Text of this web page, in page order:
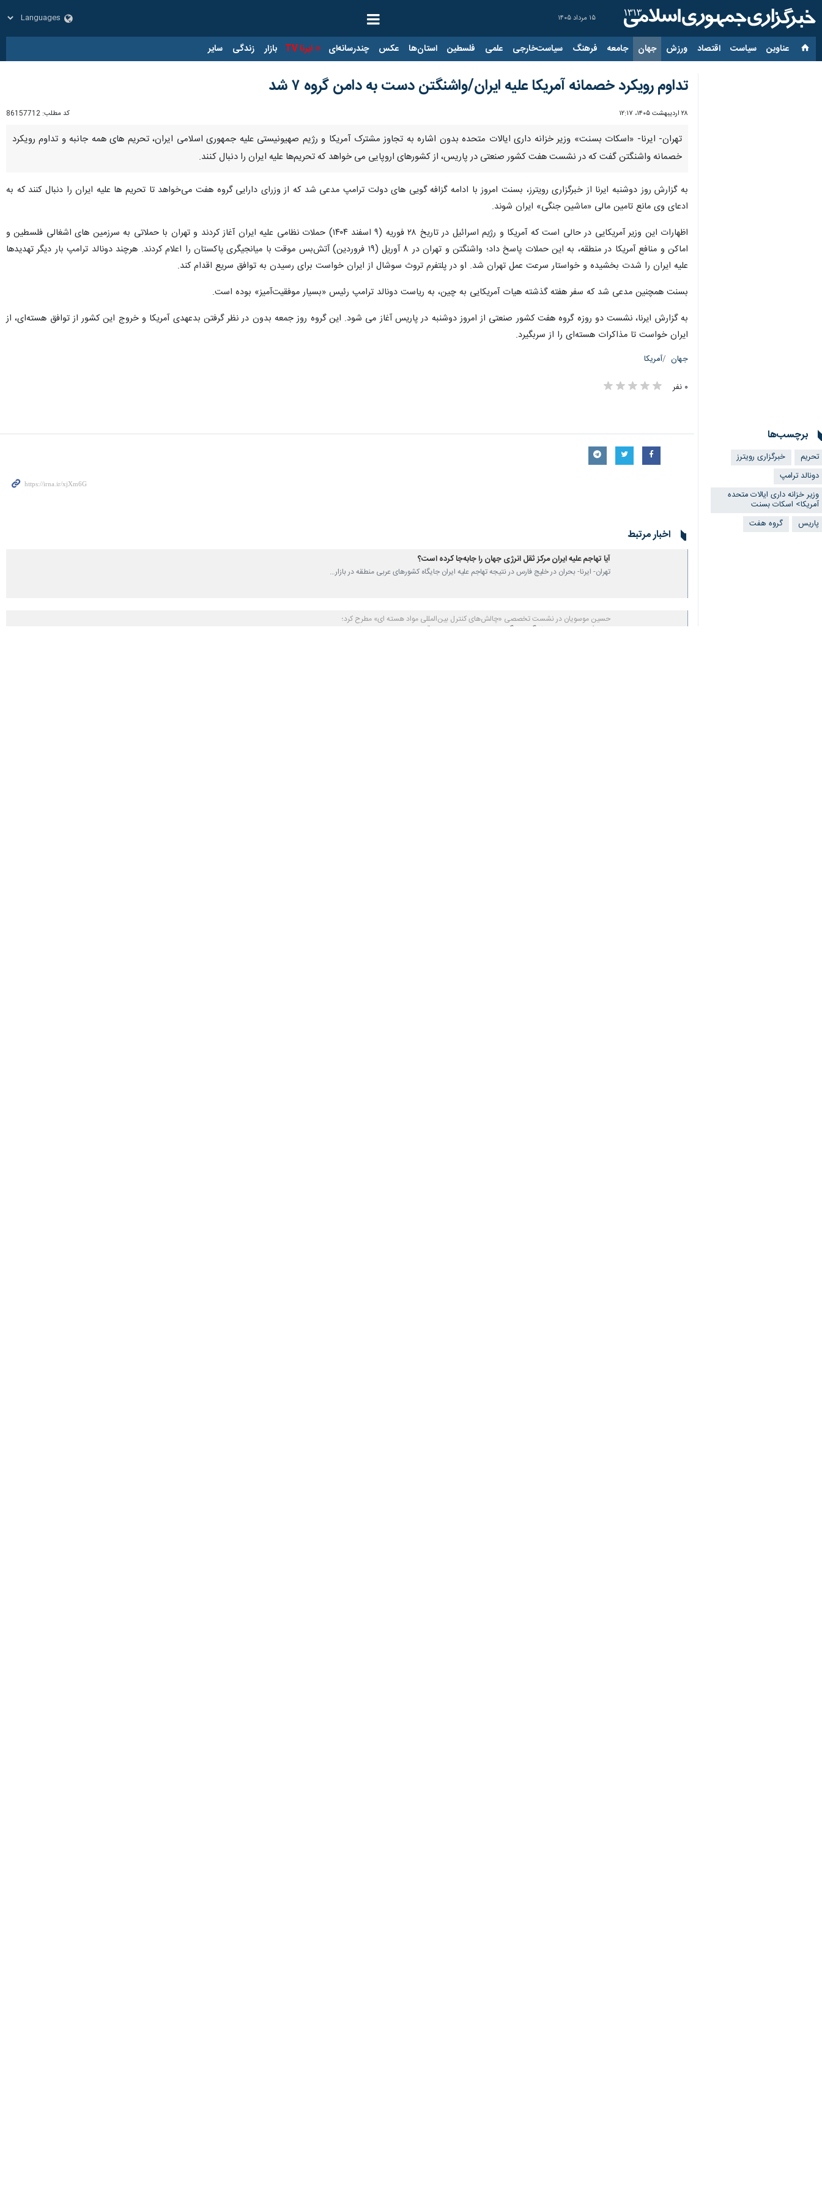
۱۵ مرداد ۱۴۰۵
عناوین‌ سیاست اقتصاد ورزش جهان جامعه فرهنگ سیاست‌خارجی علمی فلسطین استان‌ها عکس چندرسانه‌ای ایرنا TV بازار زندگی سایر
تداوم رویکرد خصمانه آمریکا علیه ایران/واشنگتن دست به دامن گروه ۷ شد
۲۸ اردیبهشت ۱۴۰۵، ۱۲:۱۷ کد مطلب: 86157712
تهران- ایرنا- «اسکات بسنت» وزیر خزانه داری ایالات متحده بدون اشاره به تجاوز مشترک آمریکا و رژیم صهیونیستی علیه جمهوری اسلامی ایران، تحریم های همه جانبه و تداوم رویکرد
خصمانه واشنگتن گفت که در نشست هفت کشور صنعتی در پاریس، از کشورهای اروپایی می خواهد که تحریم‌ها علیه ایران را دنبال کنند.
به گزارش روز دوشنبه ایرنا از خبرگزاری رویترز، بسنت امروز با ادامه گزافه گویی های دولت ترامپ مدعی شد که از وزرای دارایی گروه هفت می‌خواهد تا تحریم ها علیه ایران را دنبال کنند که به
ادعای وی مانع تامین مالی «ماشین جنگی» ایران شوند.
اظهارات این وزیر آمریکایی در حالی است که آمریکا و رژیم اسرائیل در تاریخ ۲۸ فوریه (۹ اسفند ۱۴۰۴) حملات نظامی علیه ایران آغاز کردند و تهران با حملاتی به سرزمین های اشغالی فلسطین و
اماکن و منافع آمریکا در منطقه، به این حملات پاسخ داد؛ واشنگتن و تهران در ۸ آوریل (۱۹ فروردین) آتش‌بس موقت با میانجیگری پاکستان را اعلام کردند. هرچند دونالد ترامپ بار دیگر تهدیدها
علیه ایران را شدت بخشیده و خواستار سرعت عمل تهران شد. او در پلتفرم تروث سوشال از ایران خواست برای رسیدن به توافق سریع اقدام کند.
بسنت همچنین مدعی شد که سفر هفته گذشته هیات آمریکایی به چین، به ریاست دونالد ترامپ رئیس «بسیار موفقیت‌آمیز» بوده است.
به گزارش ایرنا، نشست دو روزه گروه هفت کشور صنعتی از امروز دوشنبه در پاریس آغاز می شود. این گروه روز جمعه بدون در نظر گرفتن بدعهدی آمریکا و خروج این کشور از توافق هسته‌ای، از
ایران خواست تا مذاکرات هسته‌ای را از سربگیرد.
جهان آمریکا
۰ نفر
برچسب‌ها
تحریم
خبرگزاری رویترز
دونالد ترامپ
وزیر خزانه داری ایالات متحده
آمریکا> اسکات بسنت
پاریس
گروه هفت
اخبار مرتبط
آیا تهاجم علیه ایران مرکز ثقل انرژی جهان را جابه‌جا کرده است؟
تهران- ایرنا- بحران در خلیج فارس در نتیجه تهاجم علیه ایران جایگاه کشورهای عربی منطقه در بازار…
حسین موسویان در نشست تخصصی «چالش‌های کنترل بین‌المللی مواد هسته ای» مطرح کرد؛
پارادوکس سیاست واشنگتن؛ چگونه حقوق هسته‌ای ایران قربانی روابط سیاسی شد؟